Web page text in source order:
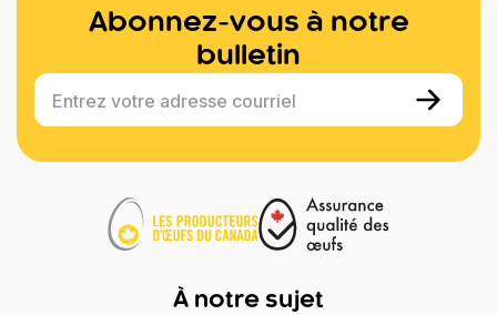
Abonnez-vous à notre
bulletin
Entrez votre adresse courriel
À notre sujet